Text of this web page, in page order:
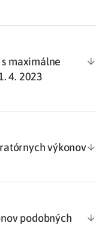
maximálne
4. 2023
výkonov
podobných